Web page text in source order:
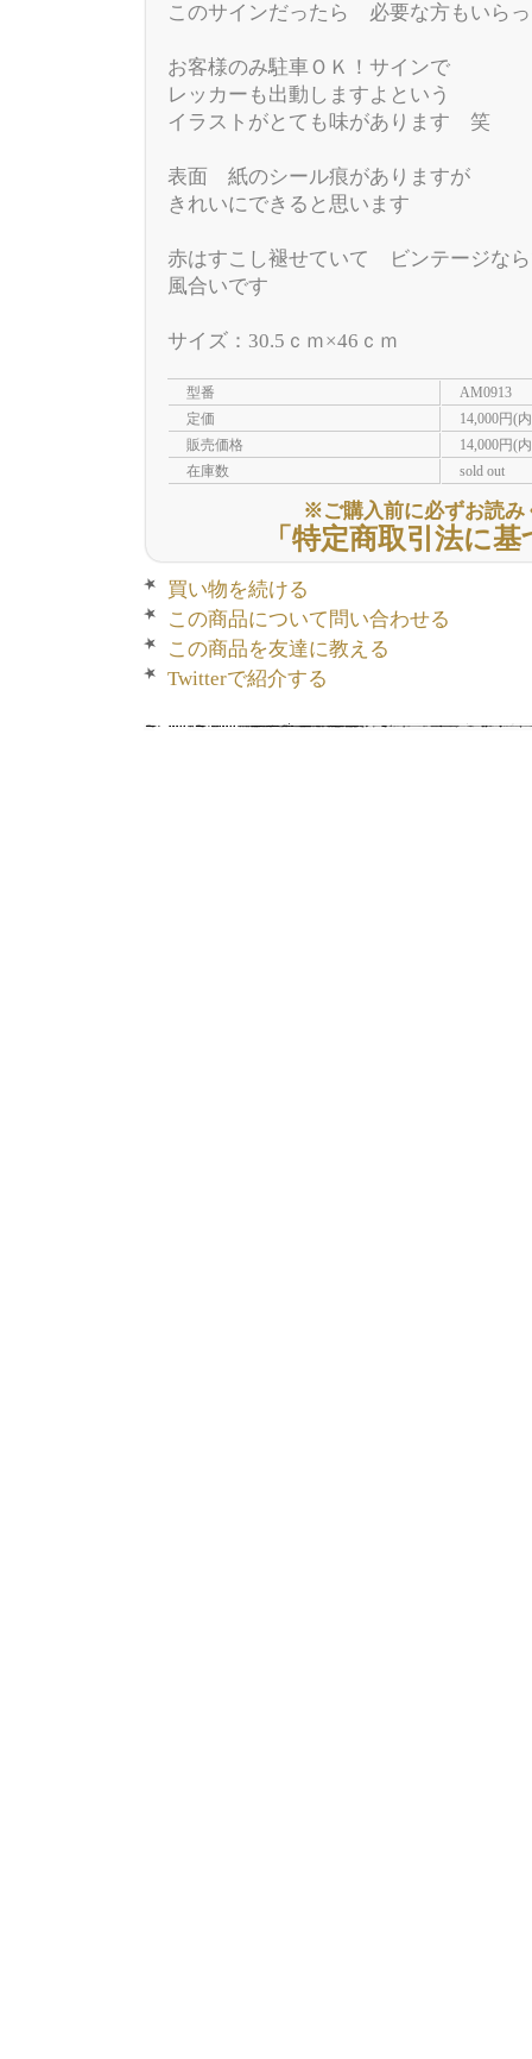
このサインだったら 必要な方もいら
お客様のみ駐車ＯＫ！サインで
レッカーも出動しますよという
イラストがとても味があります 笑
表面 紙のシール痕がありますが
きれいにできると思います
赤はすこし褪せていて ビンテージな
風合いです
サイズ：30.5ｃｍ×46ｃｍ
型番
AM0913
定価
14,000円(
販売価格
14,000円(
在庫数
sold out
※ご購入前に必ずお読み
「特定商取引法に
買い物を続ける
この商品について問い合わせる
この商品を友達に教える
Twitterで紹介する